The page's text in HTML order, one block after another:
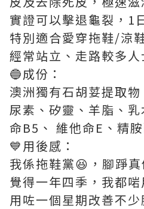
實證可以擊退龜裂，1
特別適合愛穿拖鞋/涼
經常站立、走路較多人
🔵成份：
澳洲獨有石胡荽提取物
尿素、矽靈、羊脂、
命B5、 維他命E、精
💙用後感：
我係拖鞋黨😆，腳踭
覺得一年四季，我都啱
用咗一個星期改善不少